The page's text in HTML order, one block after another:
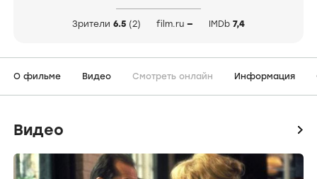
Зрители 6.5 (2) film.ru — IMDb 7,4
О фильме Видео Смотреть онлайн Информация
Видео icon